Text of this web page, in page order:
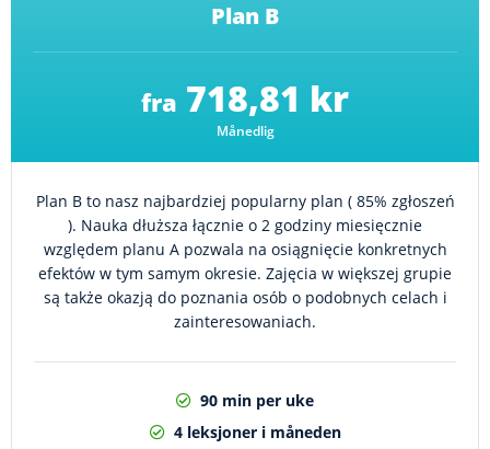
Plan B
fra 718,81 kr
Månedlig
Plan B to nasz najbardziej popularny plan ( 85% zgłoszeń
). Nauka dłuższa łącznie o 2 godziny miesięcznie
względem planu A pozwala na osiągnięcie konkretnych
efektów w tym samym okresie. Zajęcia w większej grupie
są także okazją do poznania osób o podobnych celach i
zainteresowaniach.
90 min per uke
4 leksjoner i måneden